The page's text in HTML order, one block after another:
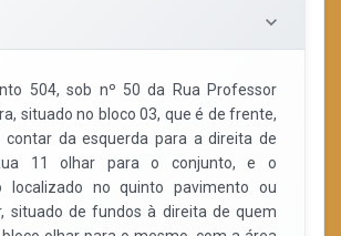
keyboard_arrow_down
504, sob nº 50 da Rua Professor
situado no bloco 03, que é de frente,
contar da esquerda para a direita de
11 olhar para o conjunto, e o
localizado no quinto pavimento ou
situado de fundos à direita de quem